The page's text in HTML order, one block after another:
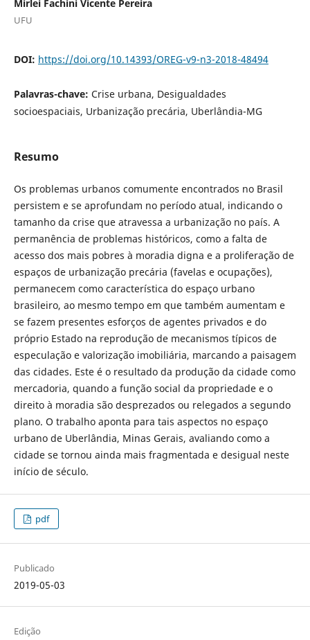
Mirlei Fachini Vicente Pereira
UFU
DOI: https://doi.org/10.14393/OREG-v9-n3-2018-48494
Palavras-chave: Crise urbana, Desigualdades
socioespaciais, Urbanização precária, Uberlândia-MG
Resumo
Os problemas urbanos comumente encontrados no Brasil
persistem e se aprofundam no período atual, indicando o
tamanho da crise que atravessa a urbanização no país. A
permanência de problemas históricos, como a falta de
acesso dos mais pobres à moradia digna e a proliferação de
espaços de urbanização precária (favelas e ocupações),
permanecem como característica do espaço urbano
brasileiro, ao mesmo tempo em que também aumentam e
se fazem presentes esforços de agentes privados e do
próprio Estado na reprodução de mecanismos típicos de
especulação e valorização imobiliária, marcando a paisagem
das cidades. Este é o resultado da produção da cidade como
mercadoria, quando a função social da propriedade e o
direito à moradia são desprezados ou relegados a segundo
plano. O trabalho aponta para tais aspectos no espaço
urbano de Uberlândia, Minas Gerais, avaliando como a
cidade se tornou ainda mais fragmentada e desigual neste
início de século.
pdf
Publicado
2019-05-03
Edição